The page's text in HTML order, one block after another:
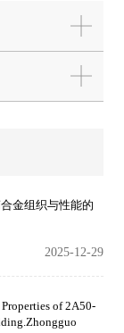
金组织与性能的
2025-12-29
of 2A50-